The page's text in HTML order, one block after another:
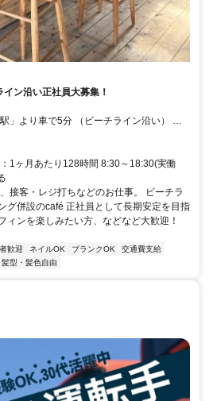
イン沿い正社員大募集！
」より車で5分 （ビーチライン沿い） ★
Ｋ
1ヶ月あたり128時間 8:30～18:30(実働
接客・レジ打ちなどのお仕事。 ビーチラ
グ併設のcafé 正社員として長期安定を目指
ィンを楽しみたい方、などなど大歓迎！
歓迎 ネイルOK ブランクOK
交通費支給
髪型・髪色自由